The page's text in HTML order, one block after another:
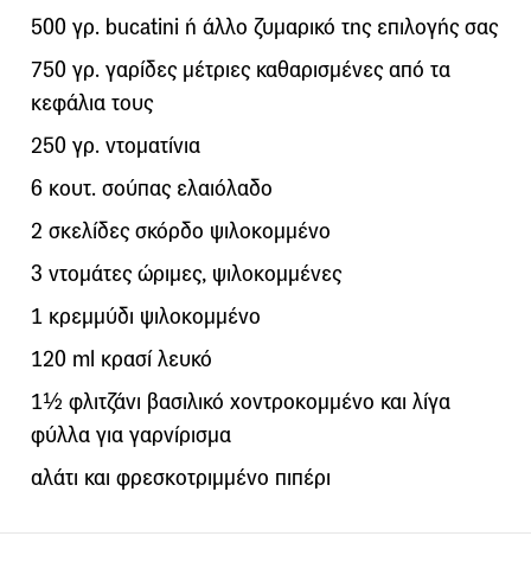
500 γρ. bucatini ή άλλο ζυμαρικό της επιλογής σας
750 γρ. γαρίδες μέτριες καθαρισμένες από τα
κεφάλια τους
250 γρ. ντοματίνια
6 κουτ. σούπας ελαιόλαδο
2 σκελίδες σκόρδο ψιλοκομμένο
3 ντομάτες ώριμες, ψιλοκομμένες
1 κρεμμύδι ψιλοκομμένο
120 ml κρασί λευκό
1½ φλιτζάνι βασιλικό χοντροκομμένο και λίγα
φύλλα για γαρνίρισμα
αλάτι και φρεσκοτριμμένο πιπέρι